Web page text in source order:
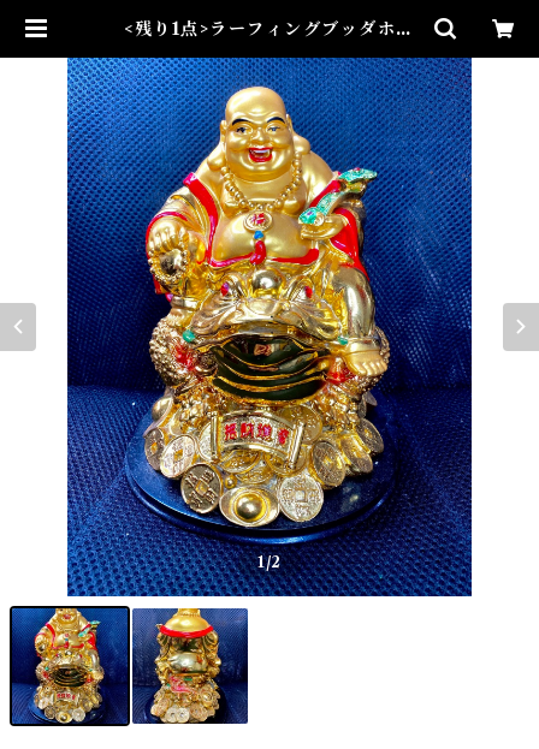
<残り1点>ラーフィングブッダホー
ッグ Laughing Buddha Holdi
ng Ruyi On Money Frog | Air
ies Mystical アイリスミスティカ
ル マダムアイリスの風水・本格白
魔術
1/2